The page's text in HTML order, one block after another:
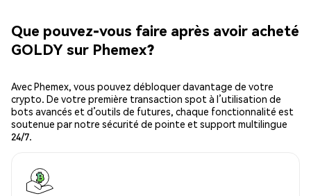
Que pouvez-vous faire après avoir acheté
GOLDY sur Phemex?
Avec Phemex, vous pouvez débloquer davantage de votre
crypto. De votre première transaction spot à l’utilisation de
bots avancés et d’outils de futures, chaque fonctionnalité est
soutenue par notre sécurité de pointe et support multilingue
24/7.